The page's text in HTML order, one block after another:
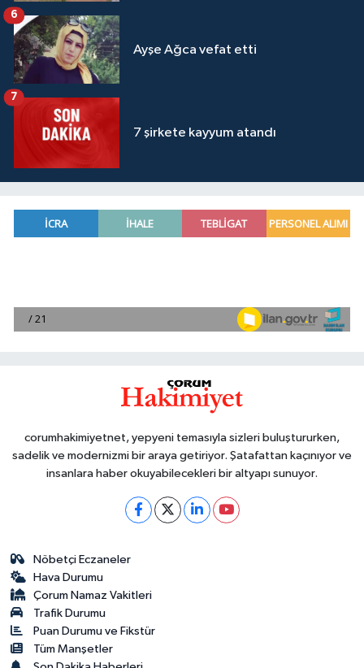
Ayşe Ağca vefat etti
6
7 şirkete kayyum atandı
7
corumhakimiyetnet, yepyeni temasıyla sizleri buluştururken,
sadelik ve modernizmi bir araya getiriyor. Şatafattan kaçınıyor ve
insanlara haber okuyabilecekleri bir altyapı sunuyor.
Nöbetçi Eczaneler
Hava Durumu
Çorum Namaz Vakitleri
Trafik Durumu
Puan Durumu ve Fikstür
Tüm Manşetler